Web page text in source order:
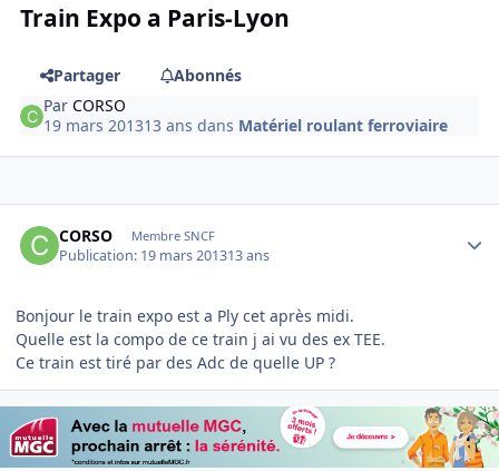
Train Expo a Paris-Lyon
Partager
Abonnés
ParCORSO
19 mars 201313 ans dans Matériel roulant ferroviaire
CORSO Membre SNCF
Publication: 19 mars 201313 ans
Bonjour le train expo est a Ply cet après midi.
Quelle est la compo de ce train j ai vu des ex TEE.
Ce train est tiré par des Adc de quelle UP ?